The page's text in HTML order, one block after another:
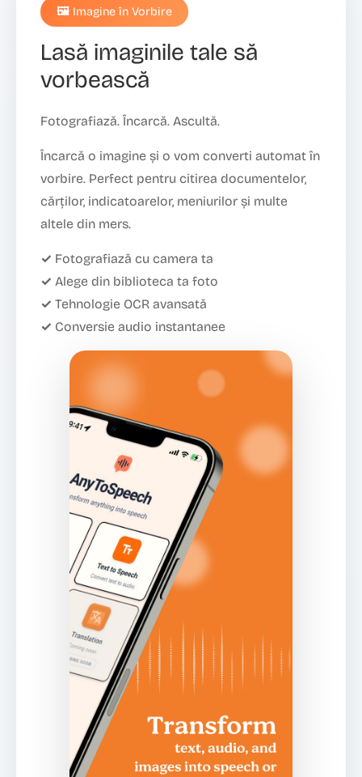
🖼️ Imagine în Vorbire
Lasă imaginile tale să
vorbească
Fotografiază. Încarcă. Ascultă.
Încarcă o imagine și o vom converti automat în
vorbire. Perfect pentru citirea documentelor,
cărților, indicatoarelor, meniurilor și multe
altele din mers.
✓ Fotografiază cu camera ta
✓ Alege din biblioteca ta foto
✓ Tehnologie OCR avansată
✓ Conversie audio instantanee